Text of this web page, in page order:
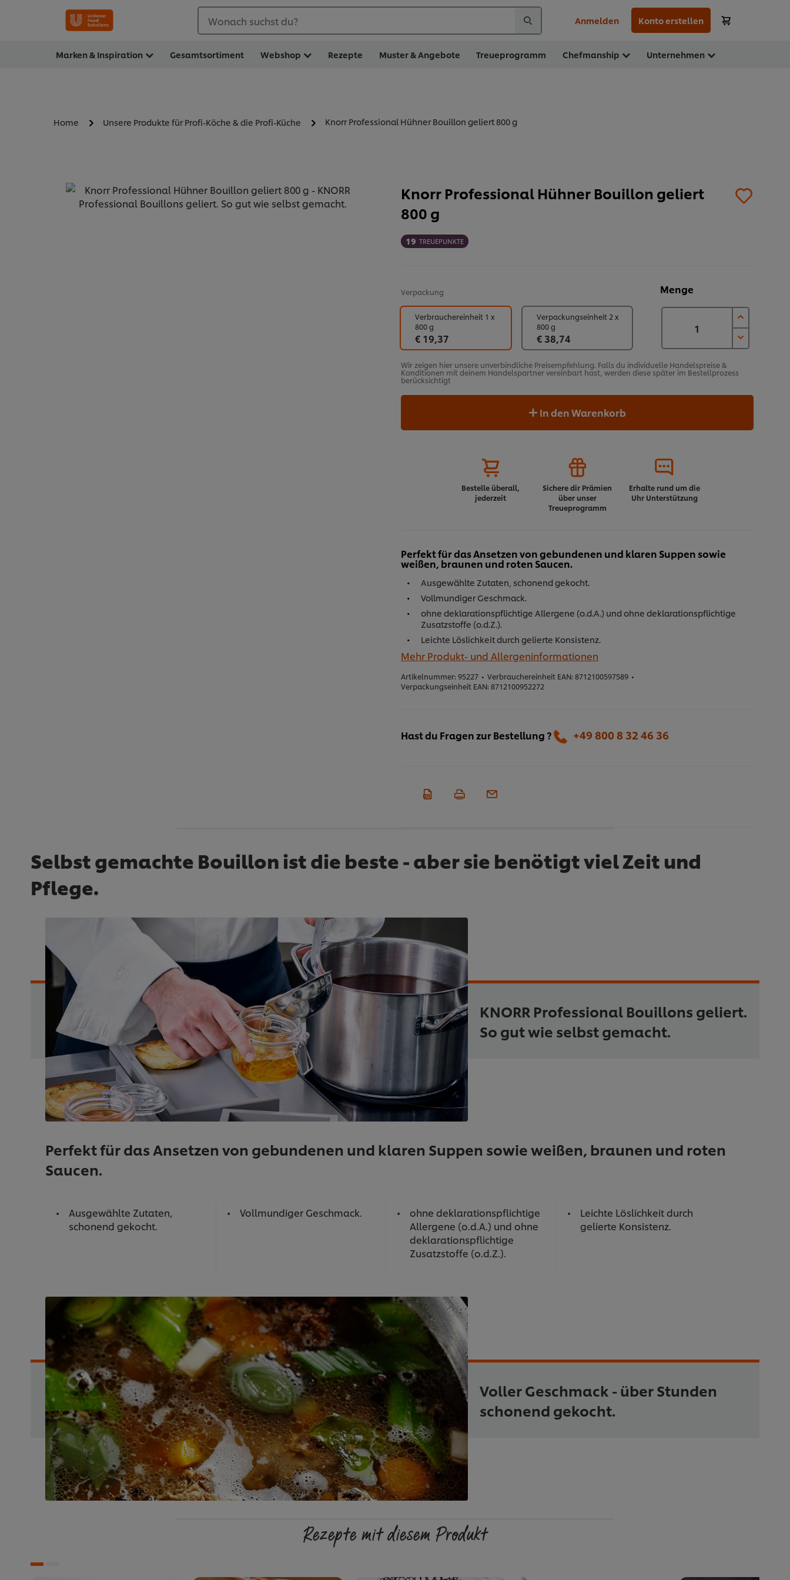
Wonach suchst du? Anmelden Konto erstellen
Marken & Inspiration Gesamtsortiment Webshop Rezepte Muster & Angebote Treueprogramm Chefmanship Unternehmen
Home Unsere Produkte für Profi-Köche & die Profi-Küche Knorr Professional Hühner Bouillon geliert 800 g
Knorr Professional Hühner Bouillon geliert
800 g
19 TREUEPUNKTE
Verpackung Menge
Verbrauchereinheit 1 x
800 g
€ 19,37
Verpackungseinheit 2 x
800 g
€ 38,74
Wir zeigen hier unsere unverbindliche Preisempfehlung. Falls du individuelle Handelspreise &
Konditionen mit deinem Handelspartner vereinbart hast, werden diese später im Bestellprozess
berücksichtigt
In den Warenkorb
Bestelle überall,
jederzeit
Sichere dir Prämien
über unser
Treueprogramm
Erhalte rund um die
Uhr Unterstützung
Perfekt für das Ansetzen von gebundenen und klaren Suppen sowie
weißen, braunen und roten Saucen.
Ausgewählte Zutaten, schonend gekocht.
Vollmundiger Geschmack.
ohne deklarationspflichtige Allergene (o.d.A.) und ohne deklarationspflichtige
Zusatzstoffe (o.d.Z.).
Leichte Löslichkeit durch gelierte Konsistenz.
Mehr Produkt- und Allergeninformationen
Artikelnummer: 95227 • Verbrauchereinheit EAN: 8712100597589 •
Verpackungseinheit EAN: 8712100952272
Hast du Fragen zur Bestellung ? +49 800 8 32 46 36
Selbst gemachte Bouillon ist die beste - aber sie benötigt viel Zeit und
Pflege.
KNORR Professional Bouillons geliert.
So gut wie selbst gemacht.
Perfekt für das Ansetzen von gebundenen und klaren Suppen sowie weißen, braunen und roten
Saucen.
Ausgewählte Zutaten,
schonend gekocht.
Vollmundiger Geschmack.
ohne deklarationspflichtige
Allergene (o.d.A.) und ohne
deklarationspflichtige
Zusatzstoffe (o.d.Z.).
Leichte Löslichkeit durch
gelierte Konsistenz.
Voller Geschmack - über Stunden
schonend gekocht.
Rezepte mit diesem Produkt